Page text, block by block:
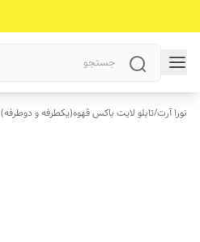
نورا آرت/تابلو لایت باکس قهوه(یکطرفه و دوطرفه)